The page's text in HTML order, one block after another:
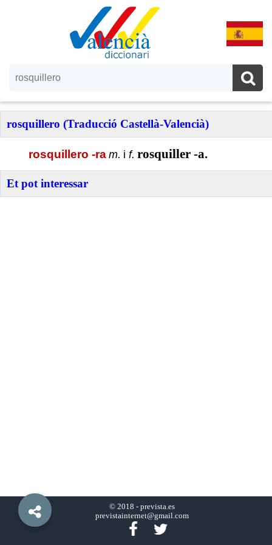
rosquillero (Traducció Castellà-Valencià)
rosquillero -ra m. if. rosquiller -a.
Et pot interessar
© 2018 - prevista.es
previstainternet@gmail.com